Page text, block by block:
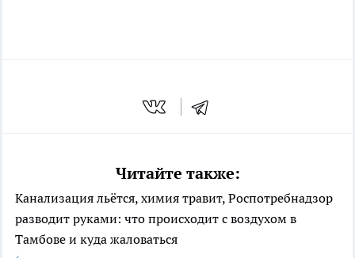
Читайте также:
Канализация льётся, химия травит, Роспотребнадзор
разводит руками: что происходит с воздухом в
Тамбове и куда жаловаться